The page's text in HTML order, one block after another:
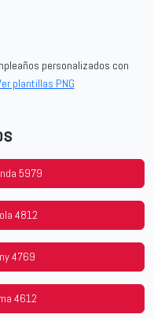
personalizados con
plantillas PNG
5979
4812
4769
4612